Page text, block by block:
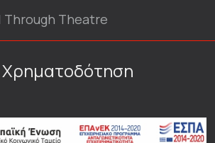
Through Theatre
Χρηματοδότηση